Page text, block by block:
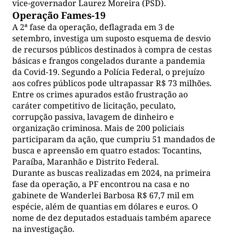
vice-governador Laurez Moreira (PSD).
Operação Fames-19
A 2ª fase da operação, deflagrada em 3 de
setembro, investiga um suposto esquema de desvio
de recursos públicos destinados à compra de cestas
básicas e frangos congelados durante a pandemia
da Covid-19. Segundo a Polícia Federal, o prejuízo
aos cofres públicos pode ultrapassar R$ 73 milhões.
Entre os crimes apurados estão frustração ao
caráter competitivo de licitação, peculato,
corrupção passiva, lavagem de dinheiro e
organização criminosa. Mais de 200 policiais
participaram da ação, que cumpriu 51 mandados de
busca e apreensão em quatro estados: Tocantins,
Paraíba, Maranhão e Distrito Federal.
Durante as buscas realizadas em 2024, na primeira
fase da operação, a PF encontrou na casa e no
gabinete de Wanderlei Barbosa R$ 67,7 mil em
espécie, além de quantias em dólares e euros. O
nome de dez deputados estaduais também aparece
na investigação.